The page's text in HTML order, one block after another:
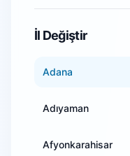
İl Değiştir
Adana
Adıyaman
Afyonkarahisar